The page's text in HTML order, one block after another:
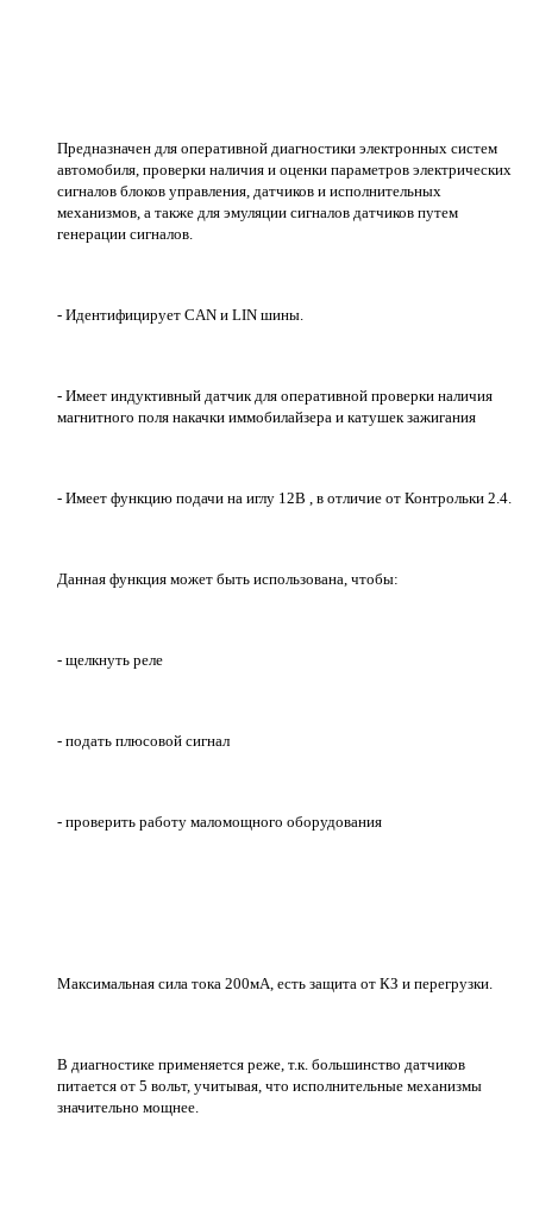
Предназначен для оперативной диагностики электронных систем
автомобиля, проверки наличия и оценки параметров электрических
сигналов блоков управления, датчиков и исполнительных
механизмов, а также для эмуляции сигналов датчиков путем
генерации сигналов.
- Идентифицирует CAN и LIN шины.
- Имеет индуктивный датчик для оперативной проверки наличия
магнитного поля накачки иммобилайзера и катушек зажигания
- Имеет функцию подачи на иглу 12В , в отличие от Контрольки 2.4.
Данная функция может быть использована, чтобы:
- щелкнуть реле
- подать плюсовой сигнал
- проверить работу маломощного оборудования
Максимальная сила тока 200мА, есть защита от КЗ и перегрузки.
В диагностике применяется реже, т.к. большинство датчиков
питается от 5 вольт, учитывая, что исполнительные механизмы
значительно мощнее.